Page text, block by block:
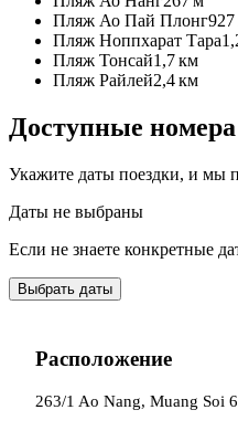
Пляж Ао Пай Плонг
Пляж Ноппхарат Тара
Пляж Тонсай1,7 км
Пляж Райлей2,4 км
Доступные номера
Укажите даты поездки, и мы
Даты не выбраны
Если не знаете конкретные
Выбрать даты
Расположение
263/1 Ao Nang, Muang Soi